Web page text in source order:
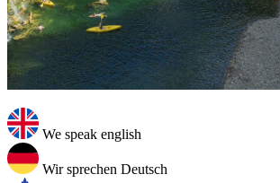
We speak english
Wir sprechen Deutsch